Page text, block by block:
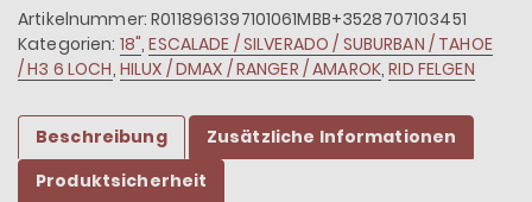
9x18
ET10
6x139,7
+
4x
Reifen
BF
KO2
Artikelnummer:R0118961397101061MBB+3528707103451
Kategorien: 18",ESCALADE / SILVERADO / SUBURBAN / TAHOE
/ H3 6 LOCH, HILUX / DMAX / RANGER / AMAROK,RID FELGEN
Beschreibung
Zusätzliche Informationen
Produktsicherheit